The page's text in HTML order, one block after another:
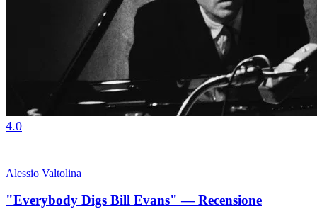
4.0
Alessio Valtolina
"Everybody Digs Bill Evans" — Recensione